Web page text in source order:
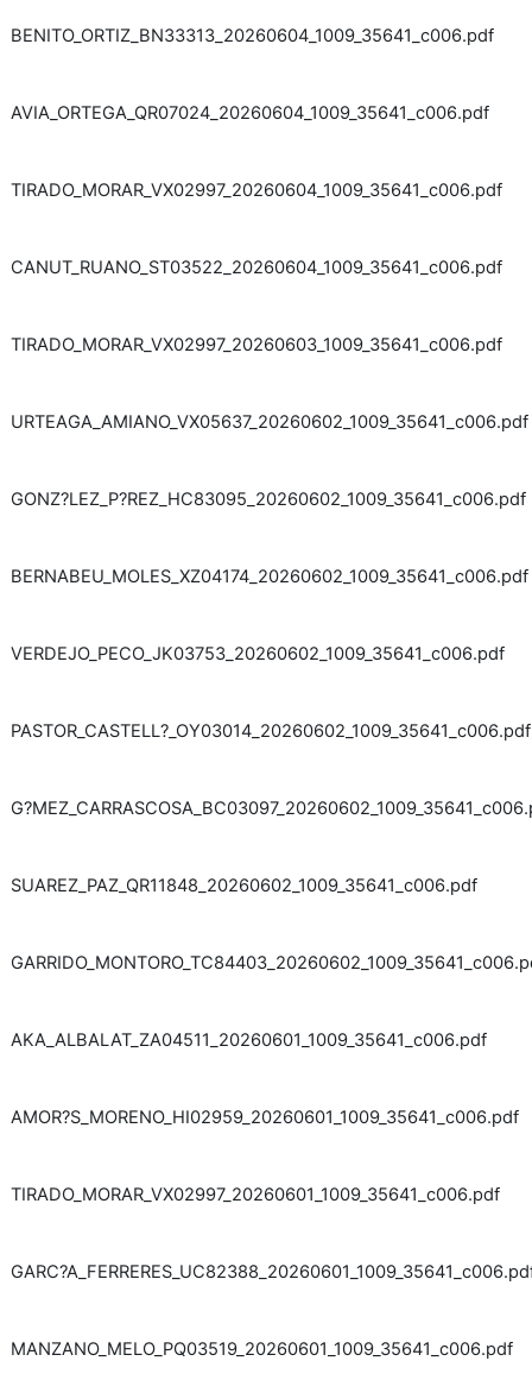
BENITO_ORTIZ_BN33313_20260604_1009_35641_c006.pdf
AVIA_ORTEGA_QR07024_20260604_1009_35641_c006.pdf
TIRADO_MORAR_VX02997_20260604_1009_35641_c006.pdf
CANUT_RUANO_ST03522_20260604_1009_35641_c006.pdf
TIRADO_MORAR_VX02997_20260603_1009_35641_c006.pdf
URTEAGA_AMIANO_VX05637_20260602_1009_35641_c006.pdf
GONZ?LEZ_P?REZ_HC83095_20260602_1009_35641_c006.pdf
BERNABEU_MOLES_XZ04174_20260602_1009_35641_c006.pdf
VERDEJO_PECO_JK03753_20260602_1009_35641_c006.pdf
PASTOR_CASTELL?_OY03014_20260602_1009_35641_c006.pdf
SUAREZ_PAZ_QR11848_20260602_1009_35641_c006.pdf
AKA_ALBALAT_ZA04511_20260601_1009_35641_c006.pdf
AMOR?S_MORENO_HI02959_20260601_1009_35641_c006.pdf
TIRADO_MORAR_VX02997_20260601_1009_35641_c006.pdf
MANZANO_MELO_PQ03519_20260601_1009_35641_c006.pdf